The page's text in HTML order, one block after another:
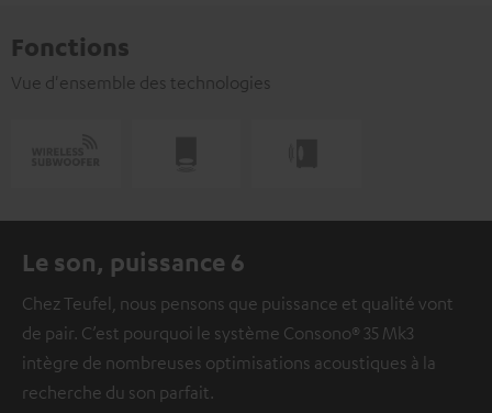
Fonctions
Vue d'ensemble des technologies
Le son, puissance 6
Chez Teufel, nous pensons que puissance et qualité vont
de pair. C’est pourquoi le système Consono® 35 Mk3
intègre de nombreuses optimisations acoustiques à la
recherche du son parfait.